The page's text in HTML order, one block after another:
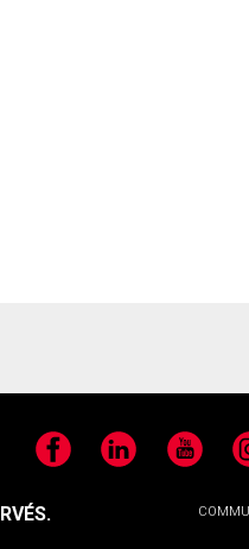
FacebookLinkedIn YouTube